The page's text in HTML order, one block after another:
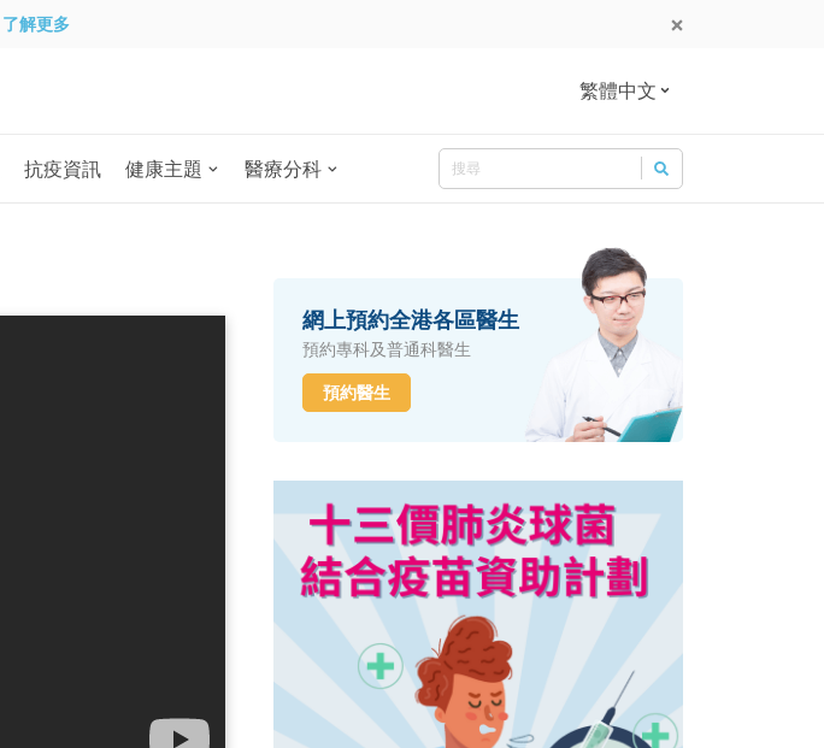
了解更多
繁體中文
抗疫資訊 健康主題 醫療分科
Search for:
Search
網上預約全港各區醫生
預約專科及普通科醫生
預約醫生